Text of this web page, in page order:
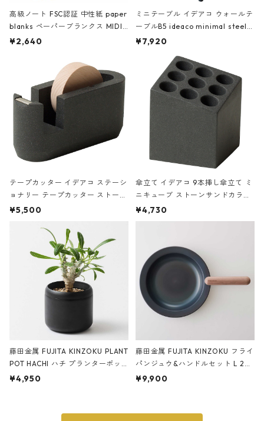
高級ノート FSC認証 中性紙 paper
blanks ペーパーブランクス MIDI
ハードカバー 罫線 ヴァン・ゴッホ
¥2,640
ミニテーブル イデアコ ウォールテ
ーブルB5 ideaco minimal steel f
urniture WALL Table B5 ネイビー
¥7,920
テープカッター イデアコ ステーシ
ョナリー テープカッター ストーン
サンドカラー 石調 ideaco Station
¥5,500
傘立て イデアコ 9本挿し傘立て ミ
ニキューブ ストーンサンドカラー
石調 ideaco Umbrella Stand CUB
E ストーンサンドブラック
¥4,730
藤田金属 FUJITA KINZOKU PLANT
POT HACHI ハチ プランターポッ
ト 3号 ブラック
¥4,950
藤田金属 FUJITA KINZOKU フライ
パンジュウ&ハンドルセット L 24c
m ガス火・IH対応 鉄フライパン
¥9,900